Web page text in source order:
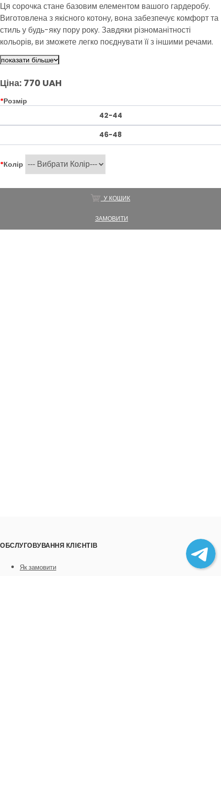
Ця сорочка стане базовим елементом вашого гардеробу.
Виготовлена з якісного котону, вона забезпечує комфорт та
стиль у будь-яку пору року. Завдяки різноманітності
кольорів, ви зможете легко поєднувати її з іншими речами.
Практична та актуальна, ця сорочка підходить для будь-якої
нагоди.
показати більше
Ціна: 770 UAH
*Розмір
42-44
46-48
*Колір
У КОШИК
ЗАМОВИТИ
ОБСЛУГОВУВАННЯ КЛІЄНТІВ
Як замовити